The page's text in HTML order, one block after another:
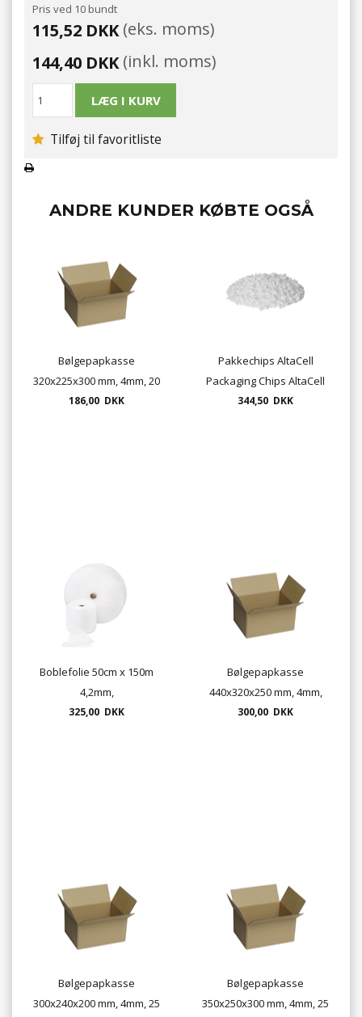
Pris ved 10 bundt
115,52 DKK(eks. moms)
144,40 DKK(inkl. moms)
Tilføj til favoritliste
ANDRE KUNDER KØBTE OGSÅ
Bølgepapkasse
320x225x300 mm, 4mm, 20
stk. pr. bundt
186,00 DKK
Pakkechips AltaCell
Packaging Chips AltaCell
0,4m3 white
344,50 DKK
Boblefolie 50cm x 150m
4,2mm,
325,00 DKK
Bølgepapkasse
440x320x250 mm, 4mm,
25stk. pr. bundt
300,00 DKK
Bølgepapkasse
300x240x200 mm, 4mm, 25
Bølgepapkasse
350x250x300 mm, 4mm, 25